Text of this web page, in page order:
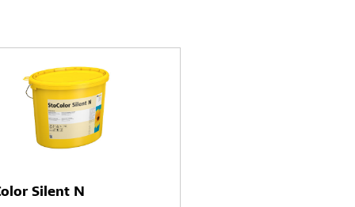
Silent N